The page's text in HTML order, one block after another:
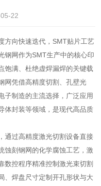
22
方向快速迭代，SMT贴片工艺
钢网作为SMT生产中的核心印
饱满、杜绝虚焊漏焊的关键载
网凭借高精度切割、孔壁光
子制造的主流选择，广泛应用
体封装等领域，是现代高品质
通过高精度激光切割设备直接
蚀刻钢网的化学腐蚀工艺，激
数控程序精准控制激光束切割
、焊盘尺寸定制开孔形状与大